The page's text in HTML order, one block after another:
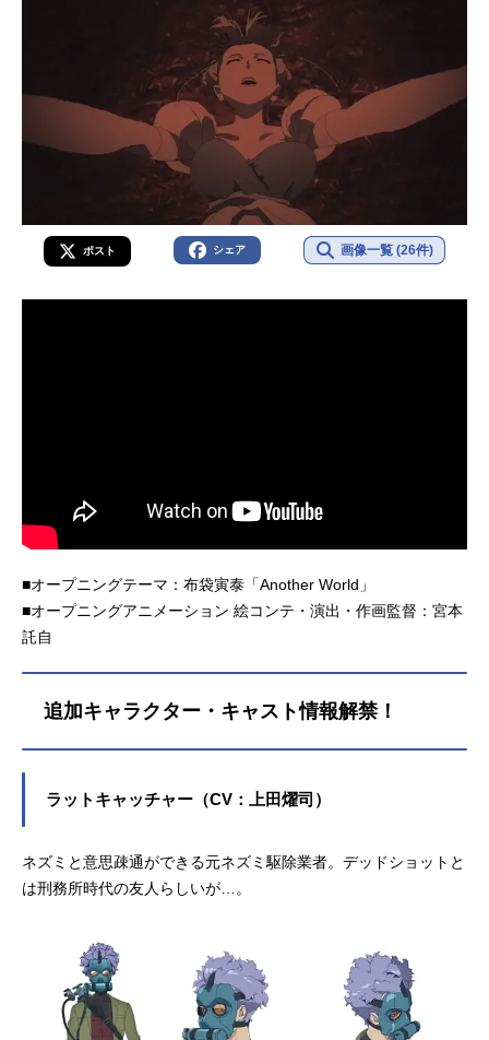
ポスト シェア 画像一覧 (26件)
■オープニングテーマ：布袋寅泰「Another World」
■オープニングアニメーション 絵コンテ・演出・作画監督：宮本
託自
追加キャラクター・キャスト情報解禁！
ラットキャッチャー（CV：上田燿司）
ネズミと意思疎通ができる元ネズミ駆除業者。デッドショットと
は刑務所時代の友人らしいが…。